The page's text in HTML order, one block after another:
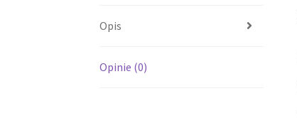
Opis
Opinie (0)